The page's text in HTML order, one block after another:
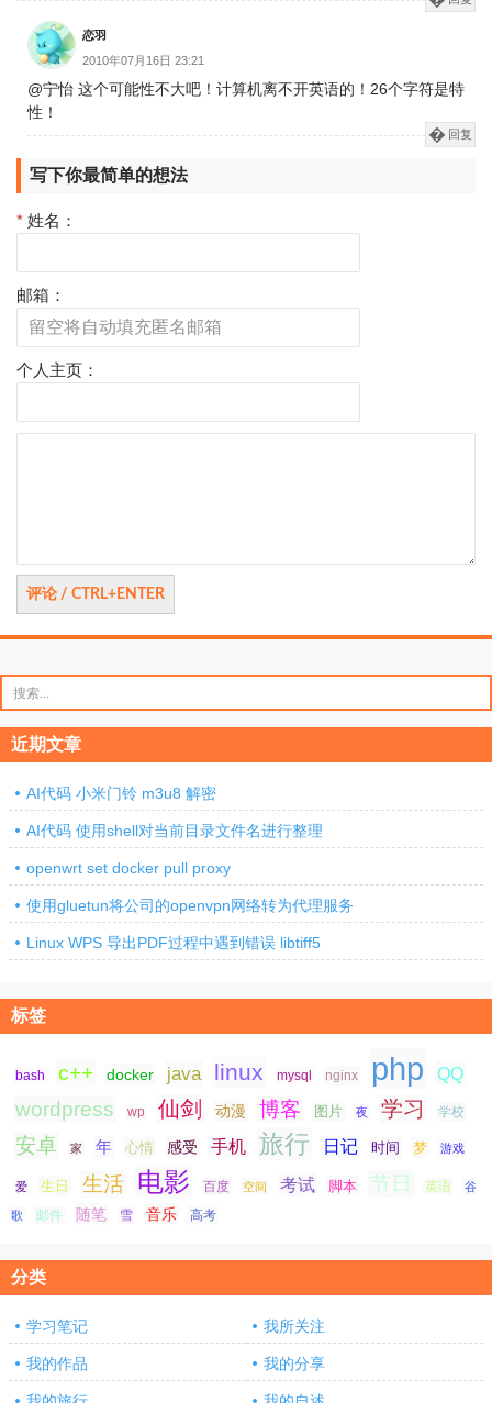
恋羽
2010年07月16日 23:21
@宁怡 这个可能性不大吧！计算机离不开英语的！26个字符是特
性！
回复
写下你最简单的想法
* 姓名：
邮箱：
个人主页：
索：
近期文章
AI代码 小米门铃 m3u8 解密
AI代码 使用shell对当前目录文件名进行整理
openwrt set docker pull proxy
使用gluetun将公司的openvpn网络转为代理服务
Linux WPS 导出PDF过程中遇到错误 libtiff5
标签
bash c++ docker java linux mysql nginx php QQ
wordpress wp 仙剑 动漫 博客 图片 夜 学习 学校
安卓 家 年 心情 感受 手机 旅行 日记 时间 梦 游戏
爱 生日 生活 电影 百度 空间 考试 脚本 节日 英语 谷
歌 邮件 随笔 雪 音乐 高考
分类
学习笔记 我所关注
我的作品 我的分享